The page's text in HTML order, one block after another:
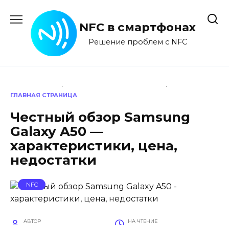
содержанию
NFC в смартфонах
Решение проблем с NFC
ГЛАВНАЯ СТРАНИЦА
Честный обзор Samsung
Galaxy A50 —
характеристики, цена,
недостатки
NFC
АВТОР НА ЧТЕНИЕ